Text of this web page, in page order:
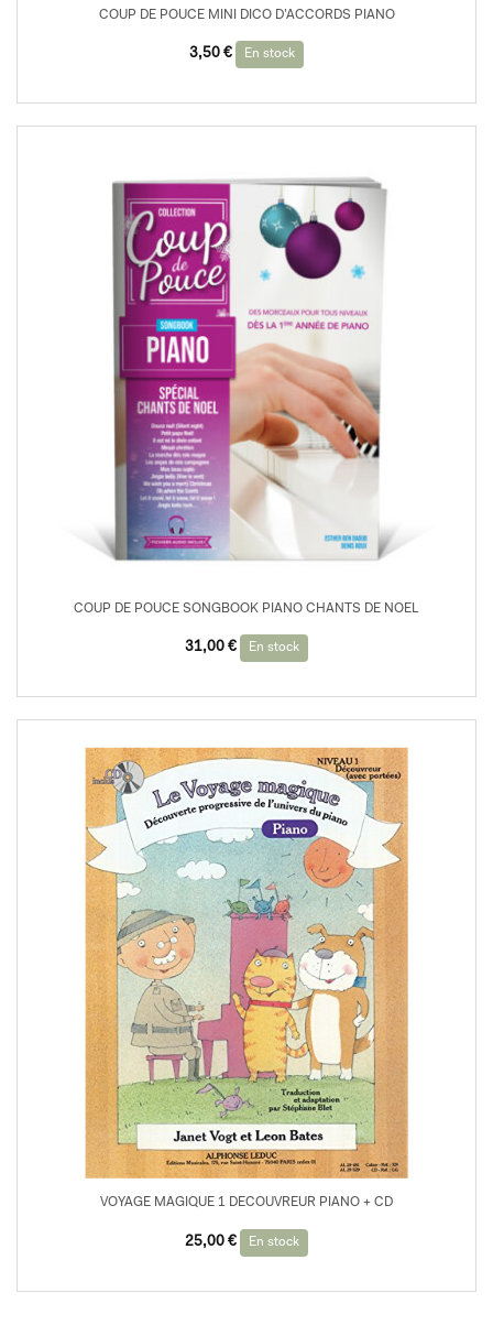
COUP DE POUCE MINI DICO D’ACCORDS PIANO
3,50 € En stock
COUP DE POUCE SONGBOOK PIANO CHANTS DE NOEL
31,00 € En stock
VOYAGE MAGIQUE 1 DECOUVREUR PIANO + CD
25,00 € En stock